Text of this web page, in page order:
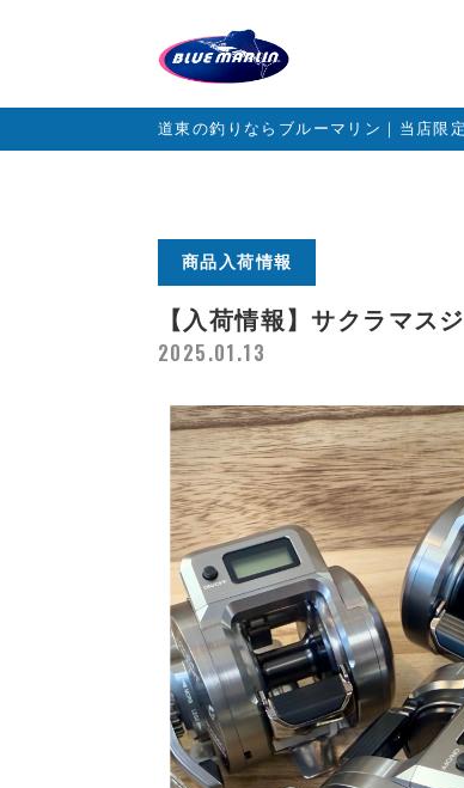
道東の釣りならブルーマリン｜当店限
商品入荷情報
【入荷情報】サクラマス
2025.01.13